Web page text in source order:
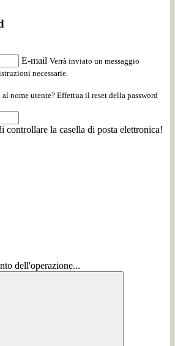
E-mail Verrà inviato un messaggio
necessarie.
nome utente? Effettua il reset della password
controllare la casella di posta elettronica!
dell'operazione...